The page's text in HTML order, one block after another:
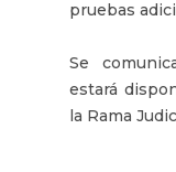
pruebas
Se
estará
la Rama